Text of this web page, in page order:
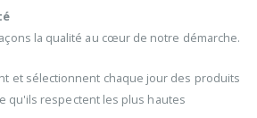
la qualité au cœur de notre démarche.
et sélectionnent chaque jour des produits
qu'ils respectent les plus hautes